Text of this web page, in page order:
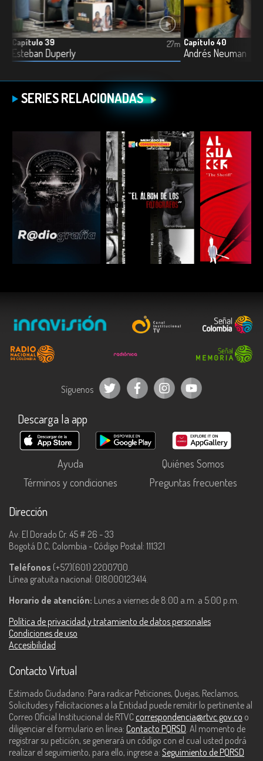
Capítulo 39
Esteban Duperly
27m Capítulo 40
Andrés Neuman
SERIES RELACIONADAS
ESCUCHAR
Síguenos
Descarga la app
Ayuda
Quiénes Somos
Términos y condiciones
Preguntas frecuentes
Dirección
Av. El Dorado Cr. 45 # 26 - 33
Bogotá D.C, Colombia - Código Postal: 111321
Teléfonos (+57)(601) 2200700.
Línea gratuita nacional: 018000123414.
Horario de atención: Lunes a viernes de 8:00 a.m. a 5:00 p.m.
Política de privacidad y tratamiento de datos personales
Condiciones de uso
Accesibilidad
Contacto Virtual
Estimado Ciudadano: Para radicar Peticiones, Quejas, Reclamos,
Solicitudes y Felicitaciones a la Entidad puede remitir lo pertinente al
Correo Oficial Institucional de RTVC correspondencia@rtvc.gov.co o
diligenciar el formulario en línea: Contacto PQRSD. Al momento de
registrar su petición, se generará un código con el cual usted podrá
realizar el seguimiento, para ello, ingrese a: Seguimiento de PQRSD